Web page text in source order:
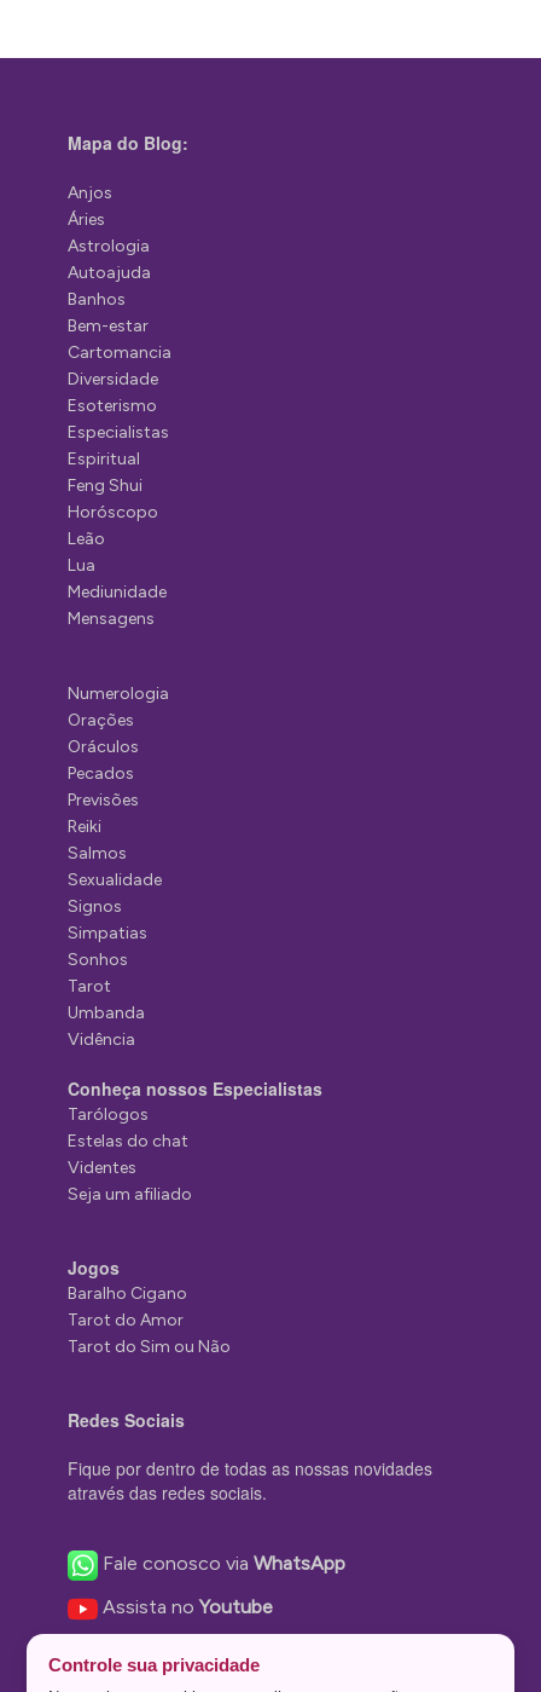
Mapa do Blog:
Anjos
Áries
Astrologia
Autoajuda
Banhos
Bem-estar
Cartomancia
Diversidade
Esoterismo
Especialistas
Espiritual
Feng Shui
Horóscopo
Leão
Lua
Mediunidade
Mensagens
Numerologia
Orações
Oráculos
Pecados
Previsões
Reiki
Salmos
Sexualidade
Signos
Simpatias
Sonhos
Tarot
Umbanda
Vidência
Conheça nossos Especialistas
Tarólogos
Estelas do chat
Videntes
Seja um afiliado
Jogos
Baralho Cigano
Tarot do Amor
Tarot do Sim ou Não
Redes Sociais
Fique por dentro de todas as nossas novidades
através das redes sociais.
Fale conosco viaWhatsApp
Assista noYoutube
Controle sua privacidade